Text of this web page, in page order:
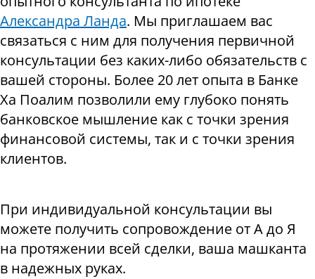
Александра Ланда. Мы приглашаем вас
связаться с ним для получения первичной
консультации без каких-либо обязательств с
вашей стороны. Более 20 лет опыта в Банке
Ха Поалим позволили ему глубоко понять
банковское мышление как с точки зрения
финансовой системы, так и с точки зрения
клиентов.
При индивидуальной консультации вы
можете получить сопровождение от А до Я
на протяжении всей сделки, ваша машканта
в надежных руках.